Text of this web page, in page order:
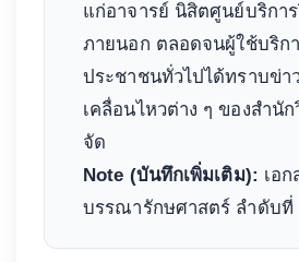
แก่อาจารย์ นิสิตศูนย์บริกา
ภายนอก ตลอดจนผู้ใช้บริก
ประชาชนทั่วไปได้ทราบข่า
เคลื่อนไหวต่าง ๆ ของสำนั
จัด
Note (บันทึกเพิ่มเติม): เอก
บรรณารักษศาสตร์ ลำดับที่